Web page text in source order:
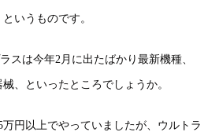
いうものです。
スは今年2月に出たばかり最新機種、
、といったところでしょうか。
円以上でやっていましたが、ウルトラ